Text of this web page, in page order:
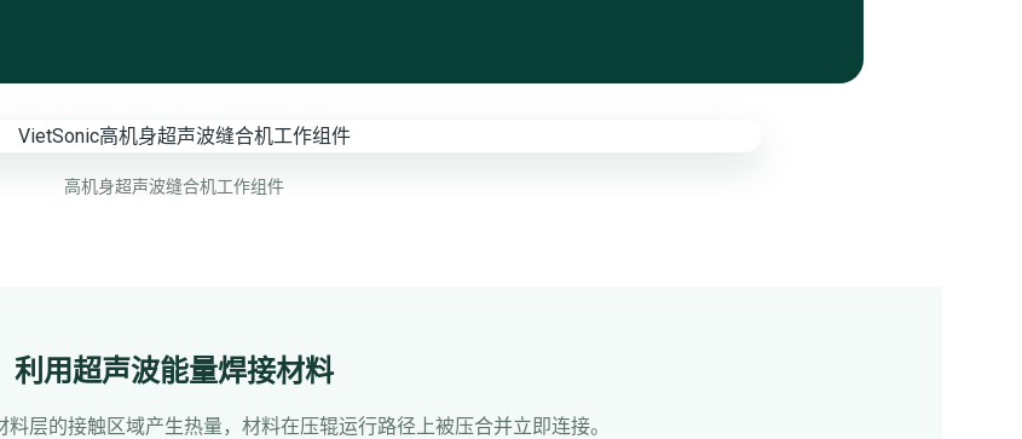
高机身超声波缝合机工作组件
利用超声波能量焊接材料
层的接触区域产生热量，材料在压辊运行路径上被压合并立即连接。